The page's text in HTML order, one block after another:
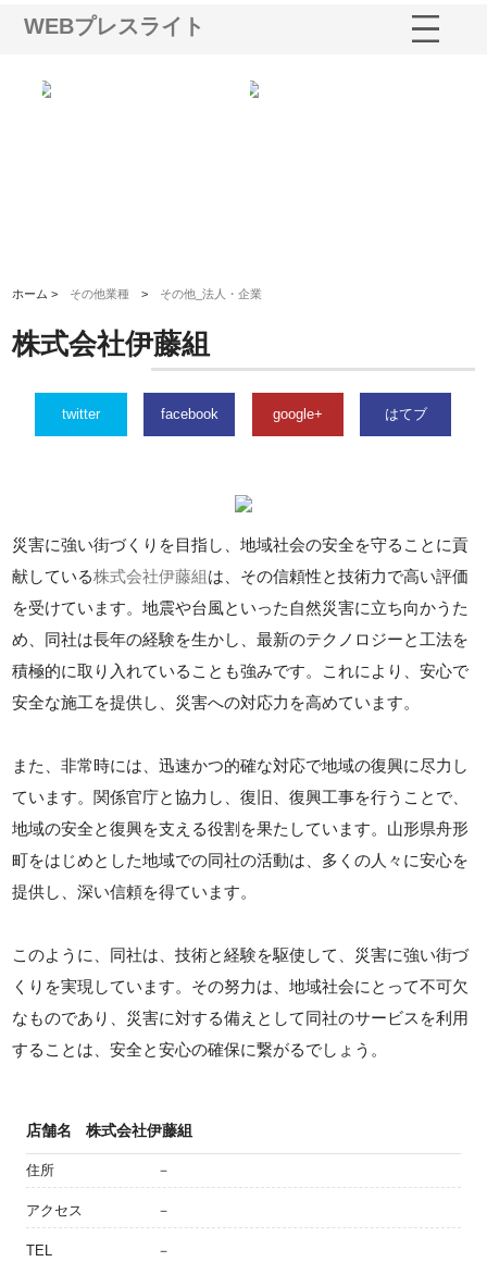
WEBプレスライト
ホーム > その他業種 > その他_法人・企業
株式会社伊藤組
twitter facebook google+ はてブ
災害に強い街づくりを目指し、地域社会の安全を守ることに貢
献している株式会社伊藤組は、その信頼性と技術力で高い評価
を受けています。地震や台風といった自然災害に立ち向かうた
め、同社は長年の経験を生かし、最新のテクノロジーと工法を
積極的に取り入れていることも強みです。これにより、安心で
安全な施工を提供し、災害への対応力を高めています。
また、非常時には、迅速かつ的確な対応で地域の復興に尽力し
ています。関係官庁と協力し、復旧、復興工事を行うことで、
地域の安全と復興を支える役割を果たしています。山形県舟形
町をはじめとした地域での同社の活動は、多くの人々に安心を
提供し、深い信頼を得ています。
このように、同社は、技術と経験を駆使して、災害に強い街づ
くりを実現しています。その努力は、地域社会にとって不可欠
なものであり、災害に対する備えとして同社のサービスを利用
することは、安全と安心の確保に繋がるでしょう。
店舗名 株式会社伊藤組
住所 －
アクセス －
TEL －